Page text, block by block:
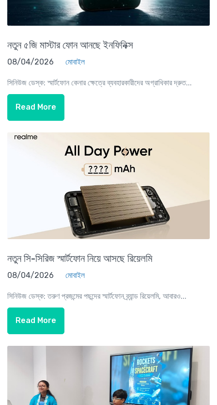
নতুন ৫জি মাস্টার ফোন আনছে ইনফিনিক্স
08/04/2026 মোবাইল
সিনিউজ ডেস্ক: স্মার্টফোন কেনার ক্ষেত্রে ব্যবহারকারীদের অগ্রাধিকার দ্রুত...
Read More
নতুন সি-সিরিজ স্মার্টফোন নিয়ে আসছে রিয়েলমি
08/04/2026 মোবাইল
সিনিউজ ডেস্ক: তরুণ প্রজন্মের পছন্দের স্মার্টফোন ব্র্যান্ড রিয়েলমি, আবারও...
Read More